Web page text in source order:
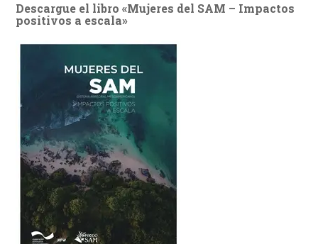
Descargue el libro «Mujeres del SAM – Impactos
positivos a escala»